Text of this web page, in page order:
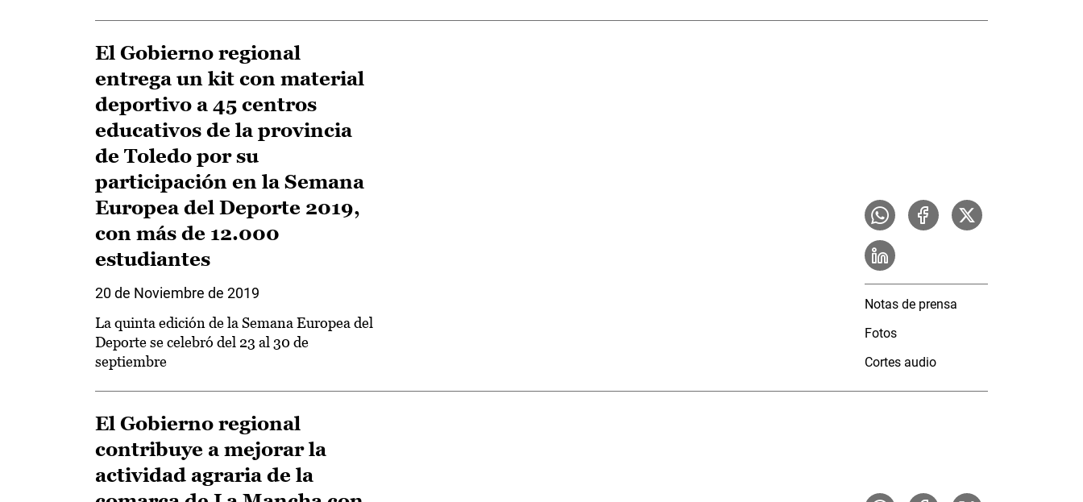
El Gobierno regional
entrega un kit con material
deportivo a 45 centros
educativos de la provincia
de Toledo por su
participación en la Semana
Europea del Deporte 2019,
con más de 12.000
estudiantes
20 de Noviembre de 2019
La quinta edición de la Semana Europea del
Deporte se celebró del 23 al 30 de
septiembre
Notas de prensa
Fotos
Cortes audio
El Gobierno regional
contribuye a mejorar la
actividad agraria de la